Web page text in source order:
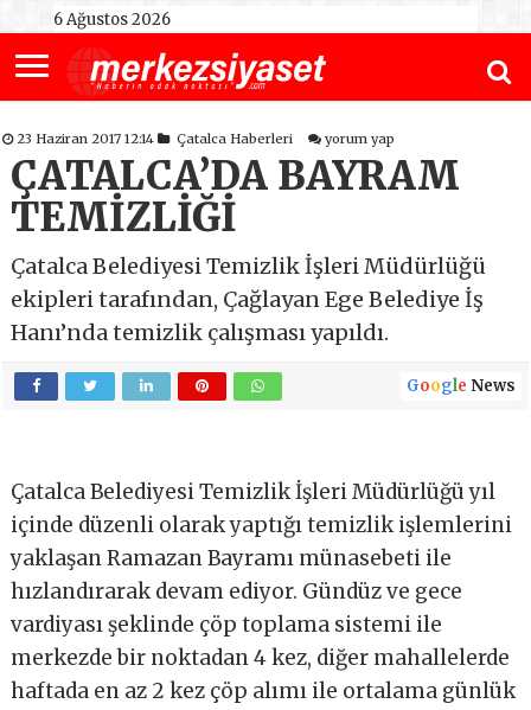
6 Ağustos 2026
23 Haziran 2017 12:14 Çatalca Haberleri yorum yap
ÇATALCA’DA BAYRAM
TEMİZLİĞİ
Çatalca Belediyesi Temizlik İşleri Müdürlüğü
ekipleri tarafından, Çağlayan Ege Belediye İş
Hanı’nda temizlik çalışması yapıldı.
Google News
Çatalca Belediyesi Temizlik İşleri Müdürlüğü yıl
içinde düzenli olarak yaptığı temizlik işlemlerini
yaklaşan Ramazan Bayramı münasebeti ile
hızlandırarak devam ediyor. Gündüz ve gece
vardiyası şeklinde çöp toplama sistemi ile
merkezde bir noktadan 4 kez, diğer mahallelerde
haftada en az 2 kez çöp alımı ile ortalama günlük